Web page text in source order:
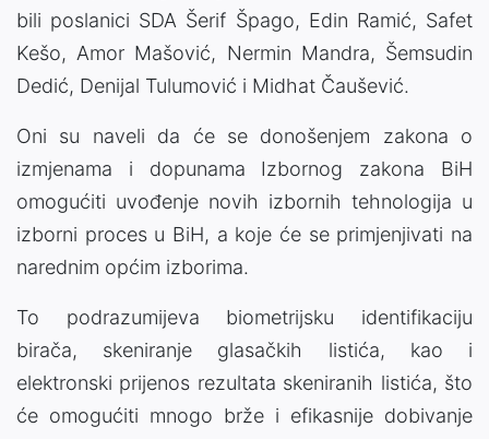
bili poslanici SDA Šerif Špago, Edin Ramić, Safet
Kešo, Amor Mašović, Nermin Mandra, Šemsudin
Dedić, Denijal Tulumović i Midhat Čaušević.
Oni su naveli da će se donošenjem zakona o
izmjenama i dopunama Izbornog zakona BiH
omogućiti uvođenje novih izbornih tehnologija u
izborni proces u BiH, a koje će se primjenjivati na
narednim općim izborima.
To podrazumijeva biometrijsku identifikaciju
birača, skeniranje glasačkih listića, kao i
elektronski prijenos rezultata skeniranih listića, što
će omogućiti mnogo brže i efikasnije dobivanje